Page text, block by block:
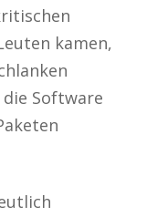
kamen,
Software